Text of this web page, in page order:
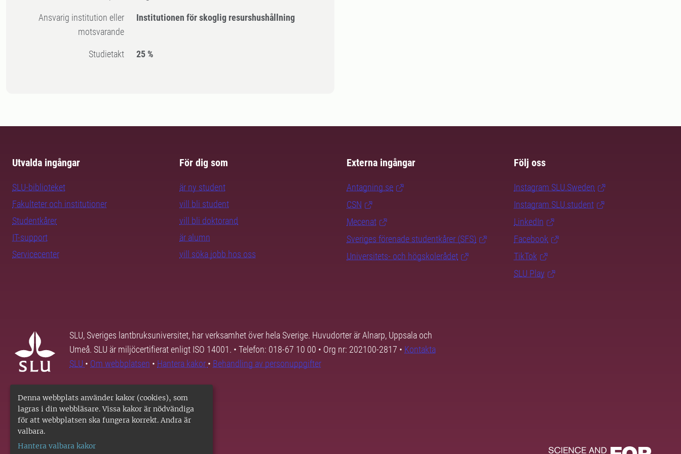
Denna webbplats använder kakor (cookies), som
lagras i din webbläsare. Vissa kakor är nödvändiga
för att webbplatsen ska fungera korrekt. Andra är
valbara.
Hantera valbara kakor
Ansvarig institution eller
motsvarande
Institutionen för skoglig resurshushållning
Studietakt 25 %
Utvalda ingångar
SLU-biblioteket
Fakulteter och institutioner
Studentkårer
IT-support
Servicecenter
För dig som
är ny student
vill bli student
vill bli doktorand
är alumn
vill söka jobb hos oss
Externa ingångar
Antagning.se
CSN
Mecenat
Sveriges förenade studentkårer (SFS)
Universitets- och högskolerådet
Följ oss
Instagram SLU.Sweden
Instagram SLU.student
LinkedIn
Facebook
TikTok
SLU Play
SLU, Sveriges lantbruksuniversitet, har verksamhet över hela Sverige. Huvudorter är Alnarp, Uppsala och
Umeå. SLU är miljöcertifierat enligt ISO 14001. • Telefon: 018-67 10 00 • Org nr: 202100-2817 • Kontakta
SLU • Om webbplatsen • Hantera kakor • Behandling av personuppgifter